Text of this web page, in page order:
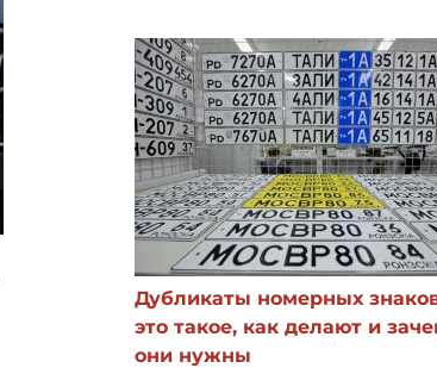
Дубликаты номерных
это такое, как делают и
они нужны